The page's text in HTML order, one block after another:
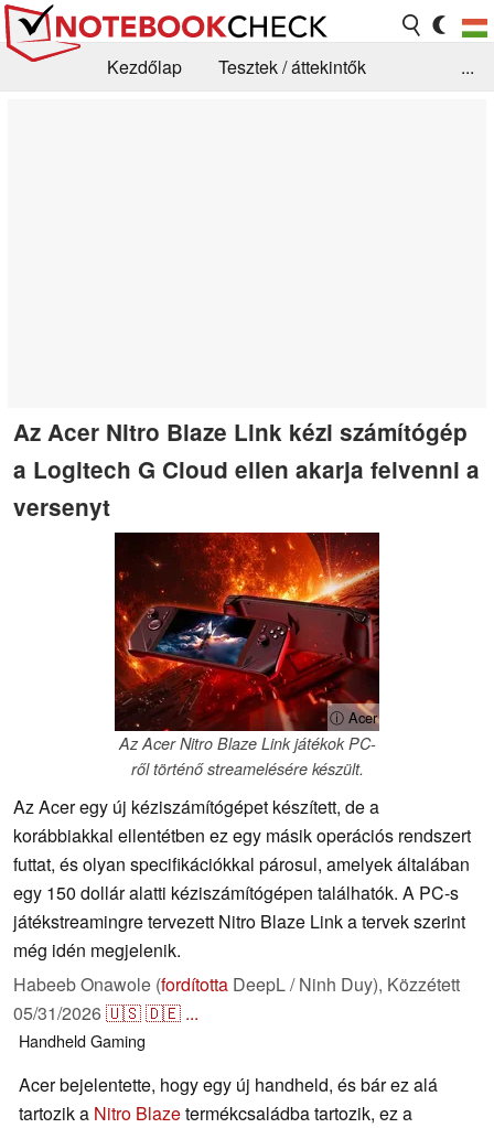
Kezdőlap
Tesztek / áttekintők
...
Az Acer Nitro Blaze Link kézi számítógép
a Logitech G Cloud ellen akarja felvenni a
versenyt
ⓘ Acer
Az Acer Nitro Blaze Link játékok PC-
ről történő streamelésére készült.
Az Acer egy új kéziszámítógépet készített, de a
korábbiakkal ellentétben ez egy másik operációs rendszert
futtat, és olyan specifikációkkal párosul, amelyek általában
egy 150 dollár alatti kéziszámítógépen találhatók. A PC-s
játékstreamingre tervezett Nitro Blaze Link a tervek szerint
még idén megjelenik.
Habeeb Onawole (fordította DeepL / Ninh Duy), Közzétett
05/31/2026🇺🇸🇩🇪 ...
HandheldGaming
Acer bejelentette, hogy egy új handheld, és bár ez alá
tartozik a Nitro Blazetermékcsaládba tartozik, ez a